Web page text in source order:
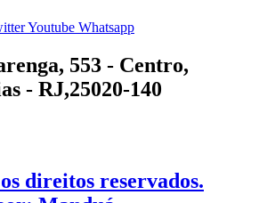
Youtube Whatsapp
553 - Centro,
- RJ,25020-140
direitos reservados.